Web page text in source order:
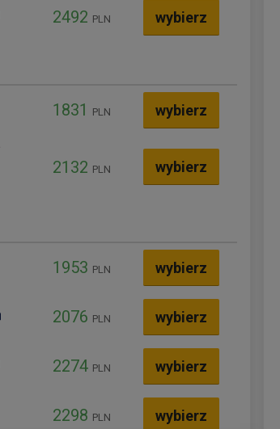
2492 PLN wybierz
1831 PLN wybierz
2132 PLN wybierz
1953 PLN wybierz
2076 PLN wybierz
2274 PLN wybierz
2298 PLN wybierz